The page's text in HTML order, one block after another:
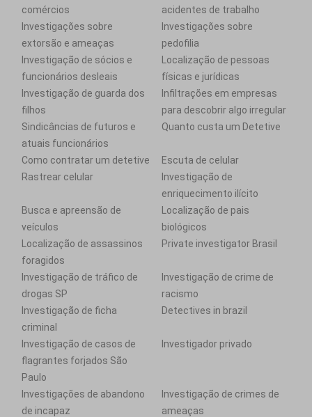
comércios
acidentes de trabalho
Investigações sobre
extorsão e ameaças
Investigações sobre
pedofilia
Investigação de sócios e
funcionários desleais
Localização de pessoas
físicas e jurídicas
Investigação de guarda dos
filhos
Infiltrações em empresas
para descobrir algo irregular
Sindicâncias de futuros e
atuais funcionários
Quanto custa um Detetive
Como contratar um detetive
Escuta de celular
Rastrear celular
Investigação de
enriquecimento ilícito
Busca e apreensão de
veículos
Localização de pais
biológicos
Localização de assassinos
foragidos
Private investigator Brasil
Investigação de tráfico de
drogas SP
Investigação de crime de
racismo
Investigação de ficha
criminal
Detectives in brazil
Investigação de casos de
flagrantes forjados São
Paulo
Investigador privado
Investigações de abandono
de incapaz
Investigação de crimes de
ameaças